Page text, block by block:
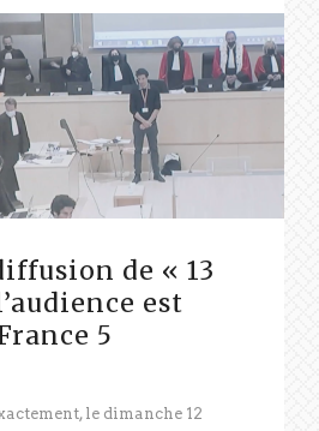
de « 13
est
5
le dimanche 12